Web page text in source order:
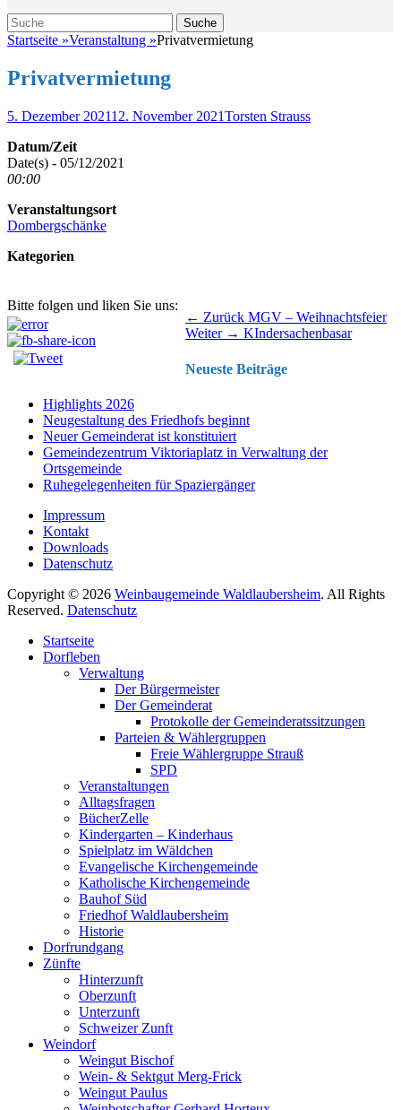
Suche
Suche
nach:
Startseite »Veranstaltung »Privatvermietung
Privatvermietung
Veröffentlicht
5. Dezember 202112. November 2021Autor
Torsten Strauss
Datum/Zeit
Date(s) - 05/12/2021
00:00
Veranstaltungsort
Dombergschänke
Kategorien
Bitte folgen und liken Sie uns:
Beitragsnavigation ← Zurück Vorhergehender
Beitrag:
MGV – Weihnachtsfeier
Weiter → Nächster
KIndersachenbasar
Neueste Beiträge
Highlights 2026
Neugestaltung des Friedhofs beginnt
Neuer Gemeinderat ist konstituiert
Gemeindezentrum Viktoriaplatz in Verwaltung der
Ortsgemeinde
Ruhegelegenheiten für Spaziergänger
Impressum
Kontakt
Downloads
Datenschutz
Copyright © 2026 Weinbaugemeinde Waldlaubersheim. All Rights
Reserved. Datenschutz
oben
scrollen
Startseite
Dorfleben
Verwaltung
Der Bürgermeister
Der Gemeinderat
Protokolle der Gemeinderatssitzungen
Parteien & Wählergruppen
Freie Wählergruppe Strauß
SPD
Veranstaltungen
Alltagsfragen
BücherZelle
Kindergarten – Kinderhaus
Spielplatz im Wäldchen
Evangelische Kirchengemeinde
Katholische Kirchengemeinde
Bauhof Süd
Friedhof Waldlaubersheim
Historie
Dorfrundgang
Zünfte
Hinterzunft
Oberzunft
Unterzunft
Schweizer Zunft
Weindorf
Weingut Bischof
Wein- & Sektgut Merg-Frick
Weingut Paulus